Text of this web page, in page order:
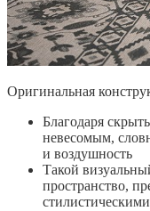
Оригинальная
Благодаря
невесомым,
и воздушность
Такой
пространство,